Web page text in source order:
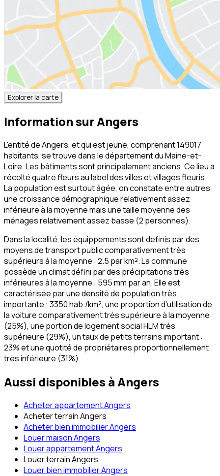
Explorer la carte
Information surAngers
L'entité de Angers, et qui est jeune, comprenant 149017
habitants, se trouve dans le département du Maine-et-
Loire. Les bâtiments sont principalement anciens. Ce lieu a
récolté quatre fleurs au label des villes et villages fleuris.
La population est surtout âgée, on constate entre autres
une croissance démographique relativement assez
inférieure à la moyenne mais une taille moyenne des
ménages relativement assez basse (2 personnes).
Dans la localité, les équippements sont définis par des
moyens de transport public comparativement très
supérieurs à la moyenne : 2.5 par km². La commune
possède un climat défini par des précipitations très
inférieures à la moyenne : 595 mm par an. Elle est
caractérisée par une densité de population très
importante : 3350 hab./km², une proportion d'utilisation de
la voiture comparativement très supérieure à la moyenne
(25%), une portion de logement social HLM très
supérieure (29%), un taux de petits terrains important :
23% et une quotité de propriétaires proportionnellement
très inférieure (31%).
Aussi disponibles à Angers
Acheter appartement Angers
Acheter terrain Angers
Acheter bien immobilier Angers
Louer maison Angers
Louer appartement Angers
Louer terrain Angers
Louer bien immobilier Angers